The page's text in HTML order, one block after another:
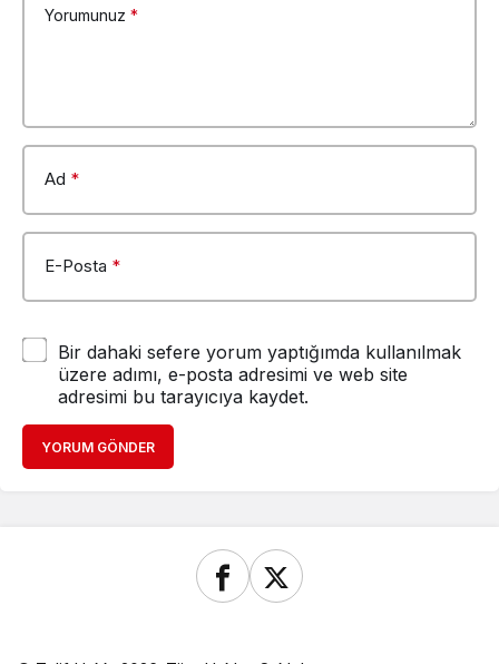
Yorumunuz *
Ad *
E-Posta *
Bir dahaki sefere yorum yaptığımda kullanılmak
üzere adımı, e-posta adresimi ve web site
adresimi bu tarayıcıya kaydet.
YORUM GÖNDER